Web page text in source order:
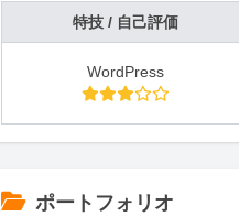
特技 / 自己評価
WordPress
ポートフォリオ